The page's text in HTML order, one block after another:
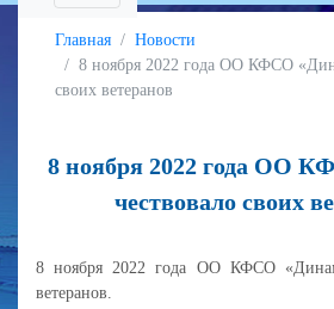
Главная
Новости
8 ноября 2022 года ОО КФСО
своих ветеранов
8 ноября 2022 года ОО
чествовало своих
8 ноября 2022 года ОО КФСО
ветеранов.